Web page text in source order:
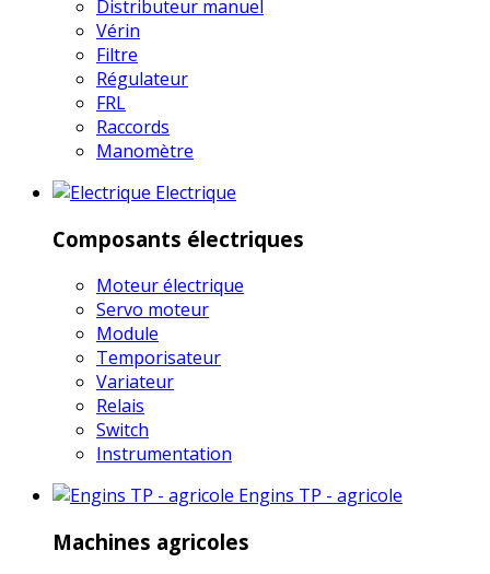
Distributeur manuel
Vérin
Filtre
Régulateur
FRL
Raccords
Manomètre
Electrique
Composants électriques
Moteur électrique
Servo moteur
Module
Temporisateur
Variateur
Relais
Switch
Instrumentation
Engins TP - agricole
Machines agricoles